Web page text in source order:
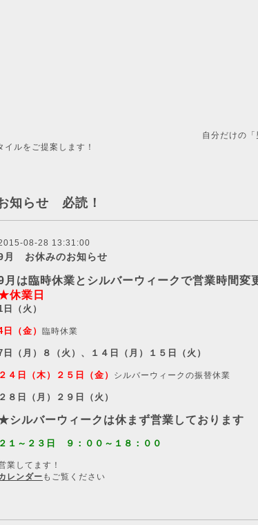
」を造るメンズ美容室
ルをご提案します！
知らせ 必読！
08-28 13:31:00
月 お休みのお知らせ
月は臨時休業とシルバーウィークで営業時間変
休業日
日（火）
日（金） 臨時休業
日（月）８（火）、１４日（月）１５日（火）
２４日（木）２５日（金） シルバーウィークの振替休業
２８日（月）２９日（火）
シルバーウィークは休まず営業しております
２１～２３日 ９：００～１８：００
業してます！
レンダー もご覧ください